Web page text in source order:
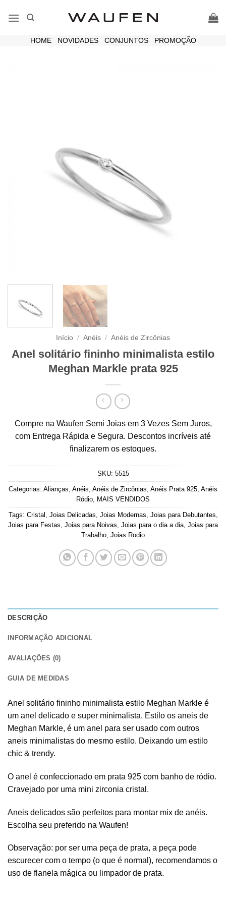
HOME| NOVIDADES| CONJUNTOS| PROMOÇÃO
Início / Anéis / Anéis de Zircônias
Anel solitário fininho minimalista estilo
Meghan Markle prata 925
Compre na Waufen Semi Joias em 3 Vezes Sem Juros,
com Entrega Rápida e Segura. Descontos incríveis até
finalizarem os estoques.
SKU: 5515
Categorias: Alianças, Anéis, Anéis de Zircônias, Anéis Prata 925, Anéis
Ródio, MAIS VENDIDOS
Tags: Cristal , Joias Delicadas, Joias Modernas, Joias para Debutantes,
Joias para Festas, Joias para Noivas, Joias para o dia a dia, Joias para
Trabalho, Joias Rodio
DESCRIÇÃO
INFORMAÇÃO ADICIONAL
AVALIAÇÕES (0)
GUIA DE MEDIDAS
Anel solitário fininho minimalista estilo Meghan Markle é
um anel delicado e super minimalista. Estilo os aneis de
Meghan Markle, é um anel para ser usado com outros
aneis minimalistas do mesmo estilo. Deixando um estilo
chic & trendy.
O anel é confeccionado em prata 925 com banho de ródio.
Cravejado por uma mini zirconia cristal.
Aneis delicados são perfeitos para montar mix de anéis.
Escolha seu preferido na Waufen!
Observação: por ser uma peça de prata, a peça pode
escurecer com o tempo (o que é normal), recomendamos o
uso de flanela mágica ou limpador de prata.